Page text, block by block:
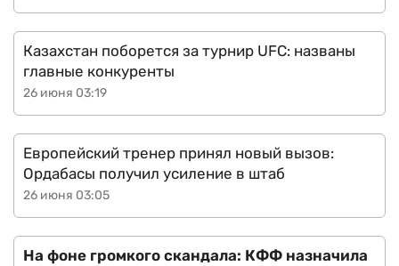
26 июня 03:19
Казахстан поборется за турнир UFC: названы
главные конкуренты
26 июня 03:05
Европейский тренер принял новый вызов:
Ордабасы получил усиление в штаб
На фоне громкого скандала: КФФ назначила